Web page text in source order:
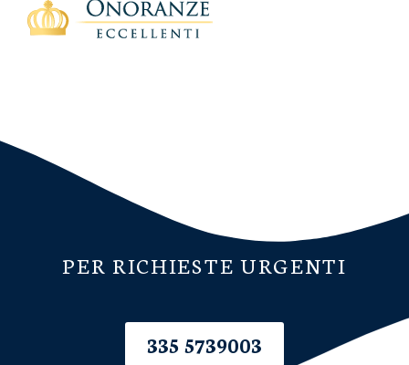
PER RICHIESTE URGENTI
335 5739003